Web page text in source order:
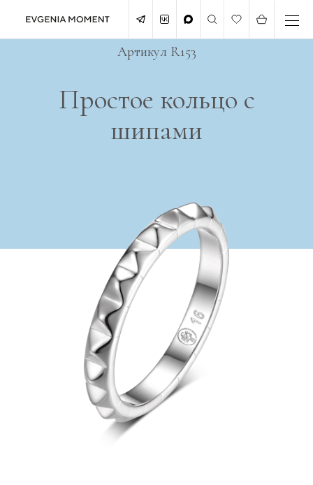
Простое кольцо с
шипами
Артикул R153